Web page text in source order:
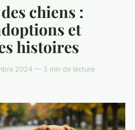
chiens :
et
histoires
2024 — 3 min de lecture